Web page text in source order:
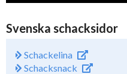
Svenska schacksidor
Schackelina
Schacksnack